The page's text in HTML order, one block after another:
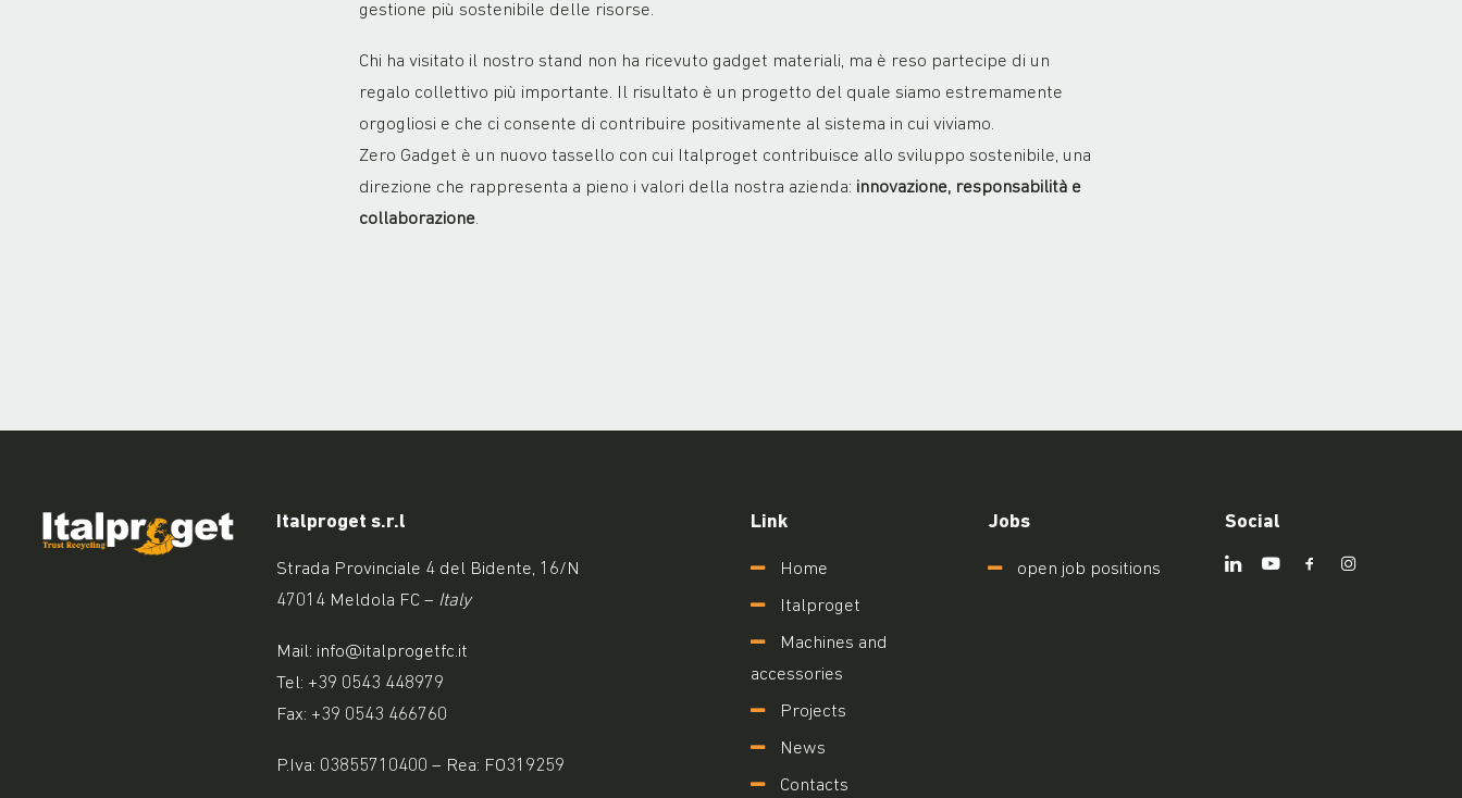
gestione più sostenibile delle risorse.
Chi ha visitato il nostro stand non ha ricevuto gadget materiali, ma è reso partecipe di un
regalo collettivo più importante. Il risultato è un progetto del quale siamo estremamente
orgogliosi e che ci consente di contribuire positivamente al sistema in cui viviamo.
Zero Gadget è un nuovo tassello con cui Italproget contribuisce allo sviluppo sostenibile, una
direzione che rappresenta a pieno i valori della nostra azienda: innovazione, responsabilità e
collaborazione.
Italproget s.r.l
Strada Provinciale 4 del Bidente, 16/N
47014 Meldola FC – Italy
Mail: info@italprogetfc.it
Tel: +39 0543 448979
Fax: +39 0543 466760
P.Iva: 03855710400 – Rea: FO319259
Link
Home
Italproget
Machines and
accessories
Projects
News
Contacts
Jobs
open job positions
Social